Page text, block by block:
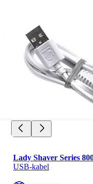
Lady Shaver Series
USB-kabel